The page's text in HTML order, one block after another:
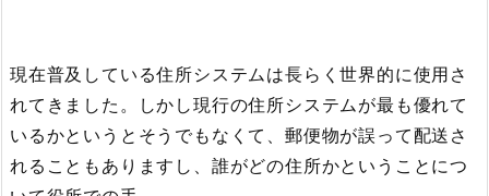
現在普及している住所システムは長らく世界的に使用さ
れてきました。
しかし現行の住所システムが最も優れて
いるかというとそうでもなくて、郵便物が誤って配送さ
れることもありますし、誰がどの住所かということにつ